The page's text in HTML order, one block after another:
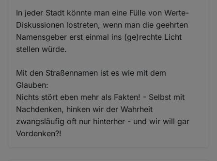
In jeder Stadt könnte man eine Fülle von Werte-
Diskussionen lostreten, wenn man die geehrten
Namensgeber erst einmal ins (ge)rechte Licht
stellen würde.
Mit den Straßennamen ist es wie mit dem
Glauben:
Nichts stört eben mehr als Fakten! - Selbst mit
Nachdenken, hinken wir der Wahrheit
zwangsläufig oft nur hinterher - und wir will gar
Vordenken?!